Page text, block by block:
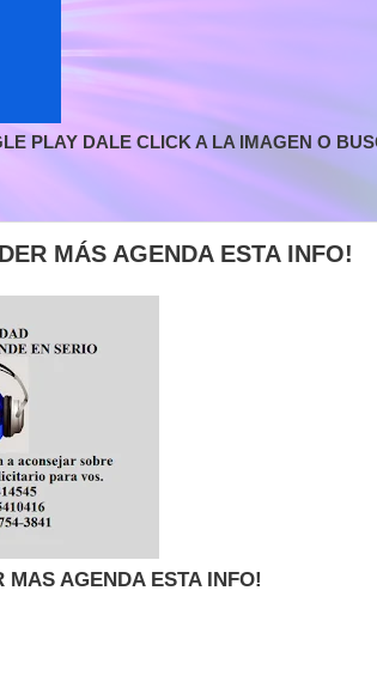
PLAY DALE CLICK A LA IMAGEN O
MÁS AGENDA ESTA INFO!
MAS AGENDA ESTA INFO!